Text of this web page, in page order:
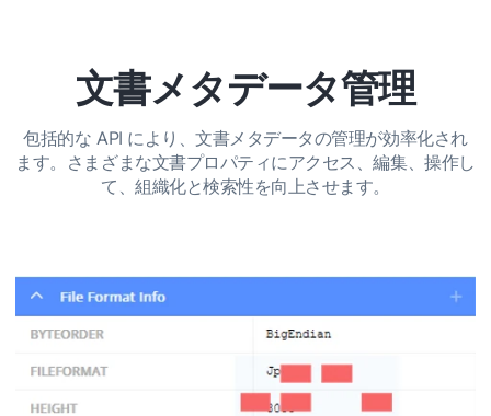
文書メタデータ管理
包括的な API により、文書メタデータの管理が効率化され
ます。さまざまな文書プロパティにアクセス、編集、操作し
て、組織化と検索性を向上させます。